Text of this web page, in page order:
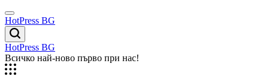
Skip
to
content
Menu
HotPress BG
Търсене
HotPress BG
Всичко най-ново първо при нас!